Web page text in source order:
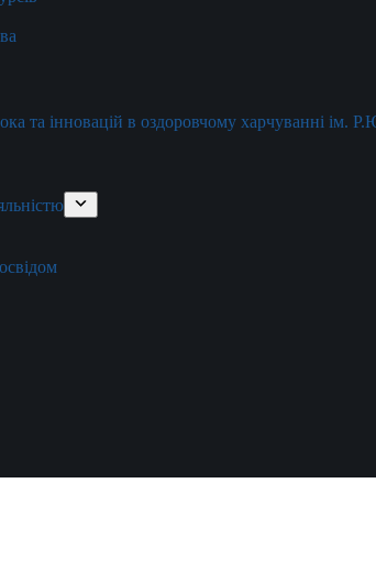
та інновацій в оздоровчому харчуванні ім.